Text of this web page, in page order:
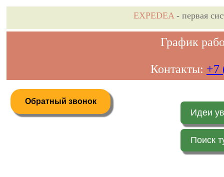
EXPEDEA- первая
График
Контакты: +7
Обратный звонок
Идеи
Поиск